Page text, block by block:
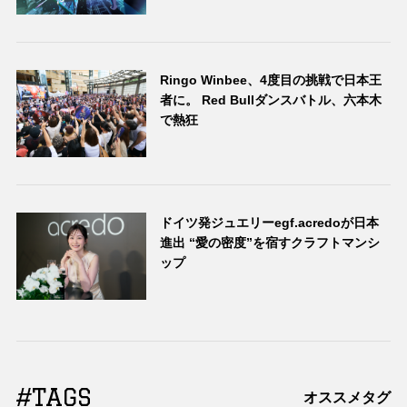
Ringo Winbee、4度目の挑戦で日本王
者に。 Red Bullダンスバトル、六本木
で熱狂
ドイツ発ジュエリーegf.acredoが日本
進出 “愛の密度”を宿すクラフトマンシ
ップ
#TAGS オススメタグ